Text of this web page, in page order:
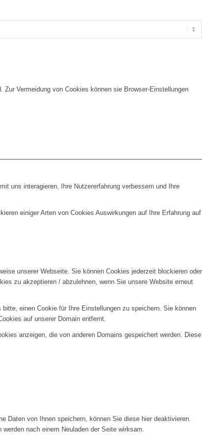
Vermeidung von Cookies können sie Browser-Einstellungen
uns interagieren, Ihre Nutzererfahrung verbessern und Ihre
einiger Arten von Cookies Auswirkungen auf Ihre Erfahrung auf
unserer Webseite. Sie können Cookies jederzeit blockieren oder
zu akzeptieren / abzulehnen, wenn Sie unsere Website erneut
einen Cookie für Ihre Einstellungen zu speichern. Sie können
auf unserer Domain entfernt.
anzeigen, die von anderen Domains gespeichert werden. Diese
Daten von Ihnen speichern, können Sie diese hier deaktivieren.
nach einem Neuladen der Seite wirksam.